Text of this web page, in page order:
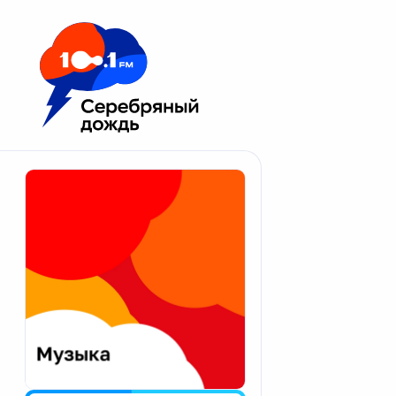
Москва 100.1 FM
Апатиты
Екатеринбург
Калининград
Калуга